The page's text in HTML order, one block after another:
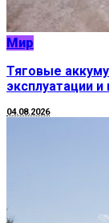
Мир
Тяговые
эксплуатации
04.08.2026